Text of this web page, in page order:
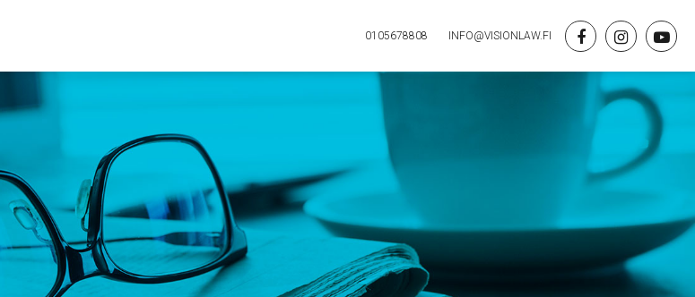
0105678808 INFO@VISIONLAW.FI